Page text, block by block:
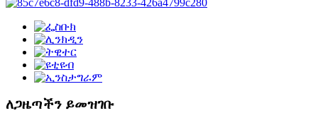
ለጋዜጣችን ይመዝገቡ